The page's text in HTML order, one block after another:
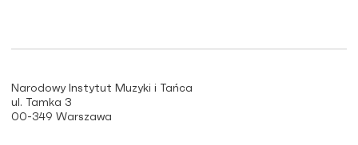
Narodowy Instytut Muzyki i Tańca
ul. Tamka 3
00-349 Warszawa